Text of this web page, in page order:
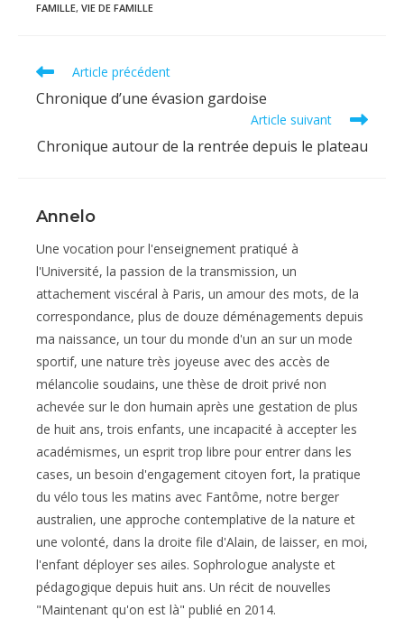
FAMILLE, VIE DE FAMILLE
Read
articles
Article précédent
Chronique d’une évasion gardoise
Article suivant
Chronique autour de la rentrée depuis le plateau
Annelo
Une vocation pour l'enseignement pratiqué à
l'Université, la passion de la transmission, un
attachement viscéral à Paris, un amour des mots, de la
correspondance, plus de douze déménagements depuis
ma naissance, un tour du monde d'un an sur un mode
sportif, une nature très joyeuse avec des accès de
mélancolie soudains, une thèse de droit privé non
achevée sur le don humain après une gestation de plus
de huit ans, trois enfants, une incapacité à accepter les
académismes, un esprit trop libre pour entrer dans les
cases, un besoin d'engagement citoyen fort, la pratique
du vélo tous les matins avec Fantôme, notre berger
australien, une approche contemplative de la nature et
une volonté, dans la droite file d'Alain, de laisser, en moi,
l'enfant déployer ses ailes. Sophrologue analyste et
pédagogique depuis huit ans. Un récit de nouvelles
"Maintenant qu'on est là" publié en 2014.